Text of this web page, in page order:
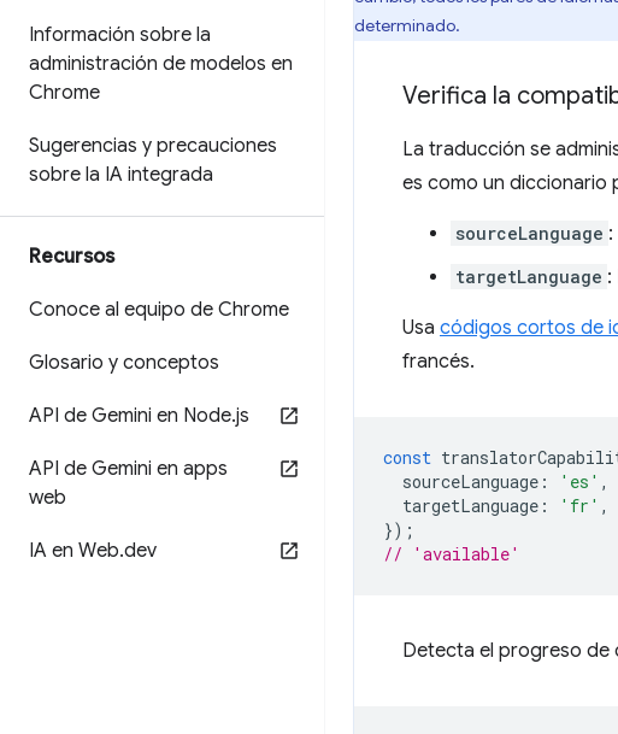
Información sobre la
administración de modelos en
Chrome
Sugerencias y precauciones
sobre la IA integrada
Recursos
Conoce al equipo de Chrome
Glosario y conceptos
API de Gemini en Node.js
API de Gemini en apps
web
IA en Web.dev
determinado.
Verifica la
La traducción se
es como un diccionario
sourceLanguage
targetLanguage :
Usa códigos cortos de
francés.
const
sourceLanguage : 'es' ,
targetLanguage : 'fr' ,
});
// 'available'
Detecta el progreso de